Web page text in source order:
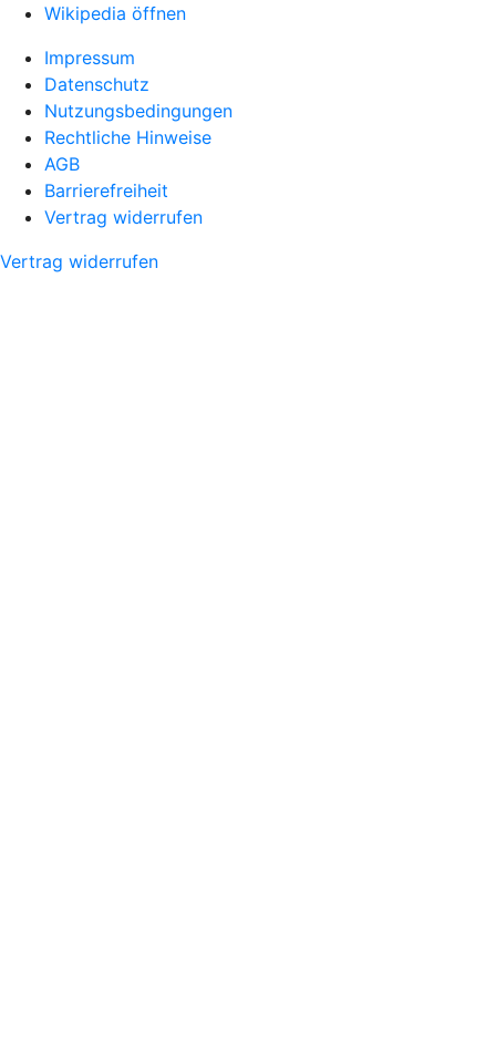
Wikipedia öffnen
Impressum
Datenschutz
Nutzungsbedingungen
Rechtliche Hinweise
AGB
Barrierefreiheit
Vertrag widerrufen
Vertrag widerrufen